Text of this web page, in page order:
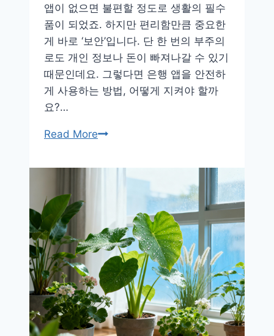
이
프
앱이 없으면 불편할 정도로 생활의 필수
품이 되었죠. 하지만 편리함만큼 중요한
게 바로 ‘보안’입니다. 단 한 번의 부주의
로도 개인 정보나 돈이 빠져나갈 수 있기
때문인데요. 그렇다면 은행 앱을 안전하
게 사용하는 방법, 어떻게 지켜야 할까
요?…
Read More한
에
행
앱
안
전
사
용
법!